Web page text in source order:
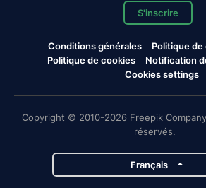
S'inscrire
Conditions générales
Politique
Politique de cookies
Notification
Cookies settings
Copyright © 2010-2026 Freepik
réservés.
Français